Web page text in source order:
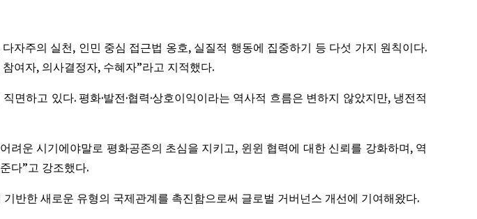
자주의 실천, 인민 중심 접근법 옹호, 실질적 행동에 집중하기 등 다섯 가지 원칙이다.
여자, 의사결정자, 수혜자”라고 지적했다.
하고 있다. 평화·발전·협력·상호이익이라는 역사적 흐름은 변하지 않았지만, 냉전적
운 시기에야말로 평화공존의 초심을 지키고, 윈윈 협력에 대한 신뢰를 강화하며, 역
다”고 강조했다.
반한 새로운 유형의 국제관계를 촉진함으로써 글로벌 거버넌스 개선에 기여해왔다.